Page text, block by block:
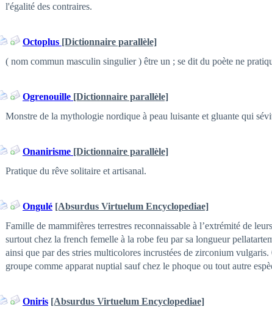
l'égalité des contraires.
Octoplus [Dictionnaire parallèle]
( nom commun masculin singulier ) être un ; se dit du poète ne
Ogrenouille [Dictionnaire parallèle]
Monstre de la mythologie nordique à peau luisante et gluante qui
Onanirisme [Dictionnaire parallèle]
Pratique du rêve solitaire et artisanal.
Ongulé [Absurdus Virtuelum Encyclopediae]
Famille de mammifères terrestres reconnaissable à l’extrémité de
surtout chez la french femelle à la robe feu par sa longueur
ainsi que par des stries multicolores incrustées de zirconium
groupe comme apparat nuptial sauf chez le phoque ou tout autre
Oniris [Absurdus Virtuelum Encyclopediae]